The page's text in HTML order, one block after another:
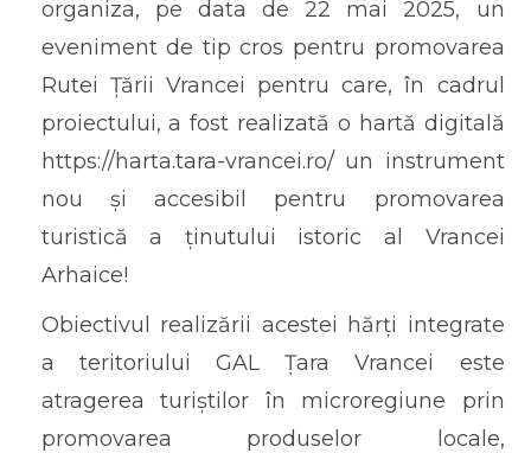
organiza, pe data de 22 mai 2025, un
eveniment de tip cros pentru promovarea
Rutei Țării Vrancei pentru care, în cadrul
proiectului, a fost realizată o hartă digitală
https://harta.tara-vrancei.ro/ un instrument
nou și accesibil pentru promovarea
turistică a ținutului istoric al Vrancei
Arhaice!
Obiectivul realizării acestei hărți integrate
a teritoriului GAL Țara Vrancei este
atragerea turiștilor în microregiune prin
promovarea produselor locale,